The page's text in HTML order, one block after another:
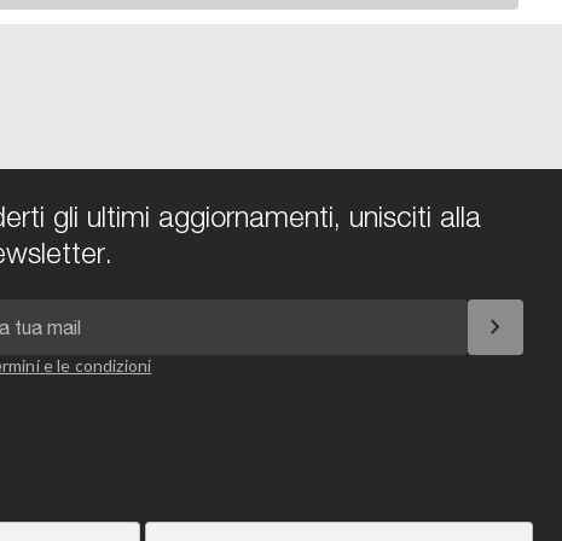
gli ultimi aggiornamenti, unisciti alla
chevron_right
e le condizioni